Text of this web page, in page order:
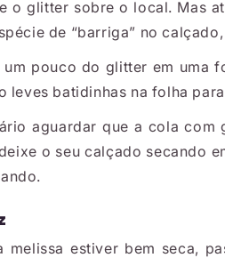
o glitter sobre o local. Mas
de “barriga” no
pouco do glitter em uma
leves batidinhas na folha
aguardar que a cola
o seu calçado secando
melissa estiver bem seca,